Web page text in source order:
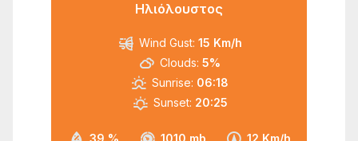
Ηλιόλουστος
Wind Gust: 15 Km/h
Clouds: 5%
Sunrise: 06:18
Sunset: 20:25